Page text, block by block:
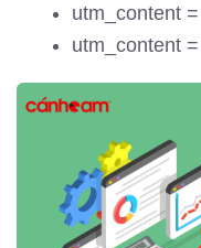
utm_content
utm_content